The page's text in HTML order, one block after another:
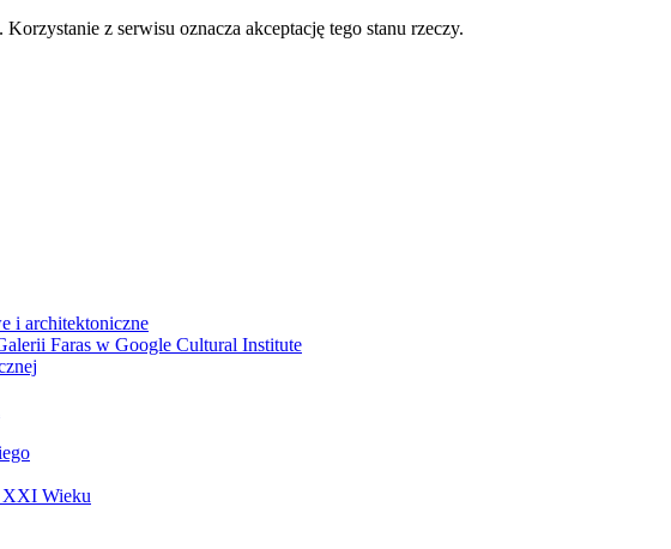
z serwisu oznacza akceptację tego stanu rzeczy.
i architektoniczne
Faras w Google Cultural Institute
Wieku